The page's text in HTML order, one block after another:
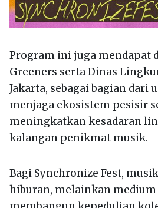
Program ini juga mendapat
Greeners serta Dinas
Jakarta, sebagai bagian dari
menjaga ekosistem pesisir
meningkatkan kesadaran
kalangan penikmat musik.
Bagi Synchronize Fest,
hiburan, melainkan